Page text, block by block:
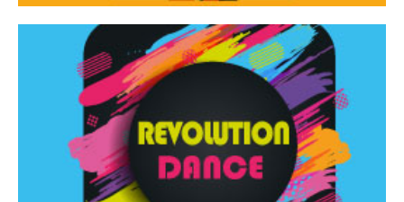
Revolution Dance
Rassegna di danza contemporanea – I Edizione